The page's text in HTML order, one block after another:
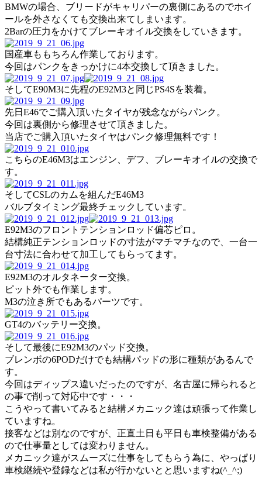
BMWの場合、ブリードがキャリパーの裏側にあるのでホイ
ールを外さなくても交換出来てしまいます。
2Barの圧力をかけてブレーキオイル交換をしていきます。
国産車ももちろん作業しております。
今回はパンクをきっかけに4本交換して頂きました。
そしてE90M3に先程のE92M3と同じPS4Sを装着。
先日E46でご購入頂いたタイヤが残念ながらパンク。
今回は裏側から修理させて頂きました。
当店でご購入頂いたタイヤはパンク修理無料です！
こちらのE46M3はエンジン、デフ、ブレーキオイルの交換で
す。
そしてCSLのカムを組んだE46M3
バルブタイミング最終チェックしています。
E92M3のフロントテンションロッド偏芯ピロ。
結構純正テンションロッドの寸法がマチマチなので、一台一
台寸法に合わせて加工してもらってます。
E92M3のオルタネーター交換。
ピット外でも作業します。
M3の泣き所でもあるパーツです。
GT4のバッテリー交換。
そして最後にE92M3のパッド交換。
ブレンボの6PODだけでも結構パッドの形に種類があるんで
す。
今回はディップス違いだったのですが、名古屋に帰られると
の事で削って対応中です・・・
こうやって書いてみると結構メカニック達は頑張って作業し
ていますね。
接客などは別なのですが、正直土日も平日も車検整備がある
ので仕事量としては変わりません。
メカニック達がスムーズに仕事をしてもらう為に、やっぱり
車検継続や登録などは私が行かないとと思いますね(^_^;)